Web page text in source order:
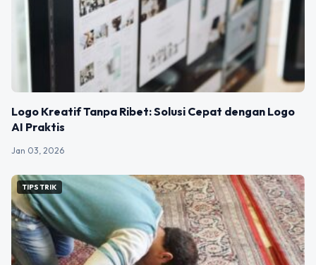
Logo Kreatif Tanpa Ribet: Solusi Cepat dengan Logo
AI Praktis
Jan 03, 2026
TIPS TRIK